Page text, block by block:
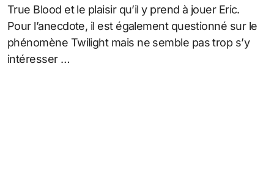
True Blood et le plaisir qu’il y prend à jouer Eric.
Pour l’anecdote, il est également questionné sur le
phénomène Twilight mais ne semble pas trop s’y
intéresser …